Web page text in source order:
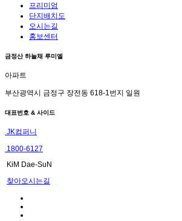
프리미엄
단지배치도
오시는길
홍보센터
금정산 하늘채 루미엘
아파트
부산광역시 금정구 장전동 618-1번지 일원
대표번호 & 사이드
JK컴퍼니
1800-6127
KiM Dae-SuN
찾아오시는길